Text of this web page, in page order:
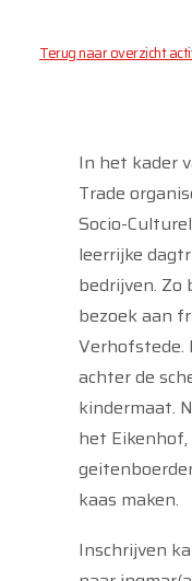
Terug naar overzicht
In het kader
Trade
Socio-
leerrijke
bedrijven. Zo
bezoek aan
Verhofstede.
achter de
kindermaat.
het
kaas maken.
Inschrijven